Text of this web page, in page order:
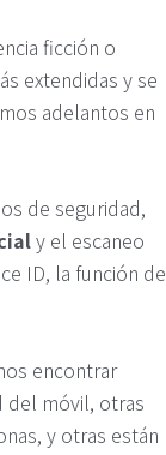
ficción o
extendidas y se
adelantos en
de seguridad,
y el escaneo
ID, la función de
encontrar
del móvil, otras
y otras están